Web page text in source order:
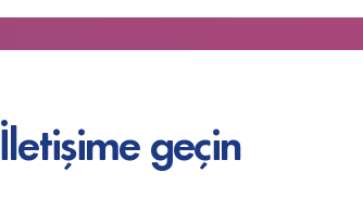
İletişime geçin